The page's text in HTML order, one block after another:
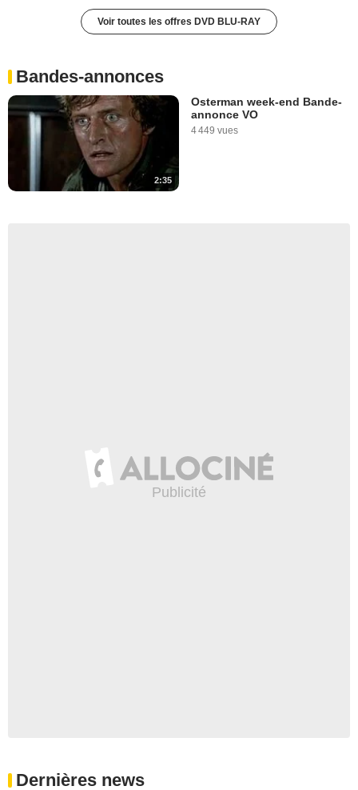
Voir toutes les offres DVD BLU-RAY
Bandes-annonces
2:35
Osterman week-end Bande-
annonce VO
4 449 vues
Dernières news